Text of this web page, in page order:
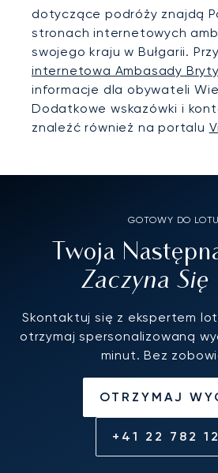
dotyczące podróży znajdą
stronach internetowych
swojego kraju w Bułgarii.
internetowa Ambasady
informacje dla obywateli
Dodatkowe wskazówki i
znaleźć również na portalu
GOTOWY DO
Twoja
Zaczyna Się
Skontaktuj się z ekspertem
otrzymaj spersonalizowaną
minut. Bez
OTRZYMAJ
+41 22 782